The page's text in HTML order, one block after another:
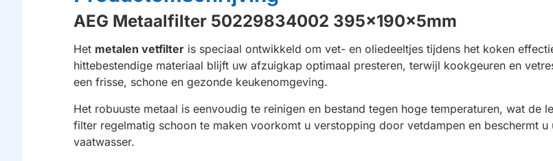
AEG Metaalfilter 50229834002 395x190x5mm
Het metalen vetfilter is speciaal ontwikkeld om vet- en oliedeeltjes tijdens het koken
hittebestendige materiaal blijft uw afzuigkap optimaal presteren, terwijl kookgeuren en
een frisse, schone en gezonde keukenomgeving.
Het robuuste metaal is eenvoudig te reinigen en bestand tegen hoge temperaturen, wat de
filter regelmatig schoon te maken voorkomt u verstopping door vetdampen en beschermt
vaatwasser.